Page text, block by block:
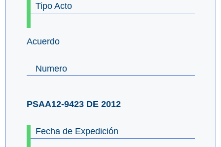
Tipo Acto
Acuerdo
Numero
PSAA12-9423 DE 2012
Fecha de Expedición